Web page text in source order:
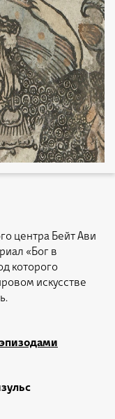
центра Бейт Ави
«Бог в
которого
искусстве